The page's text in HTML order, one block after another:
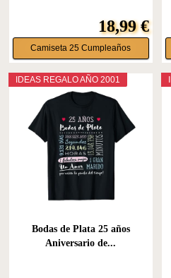
18,99 €
Camiseta 25 Cumpleaños
IDEAS REGALO AÑO 2001
Bodas de Plata 25 años
Aniversario de...